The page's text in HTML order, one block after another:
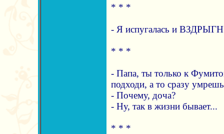
* * *
- Я испугалась и
* * *
- Папа, ты только к
подходи, а то сразу
- Почему, доча?
- Ну, так в жизни бывает...
* * *